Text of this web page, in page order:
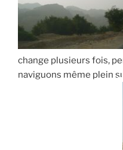
change plusieurs fois,
naviguons même plein